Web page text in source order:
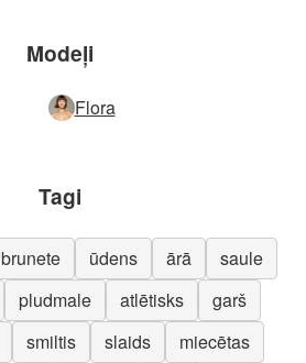
Modeļi
Flora
Tagi
brunete ūdens ārā
saule
pludmale atlētisks
garš
smiltis slaids
miecētas